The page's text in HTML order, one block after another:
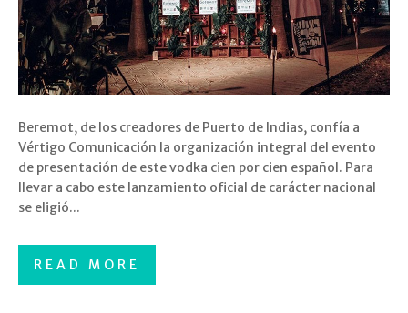
Beremot, de los creadores de Puerto de Indias, confía a
Vértigo Comunicación la organización integral del evento
de presentación de este vodka cien por cien español. Para
llevar a cabo este lanzamiento oficial de carácter nacional
se eligió...
READ MORE